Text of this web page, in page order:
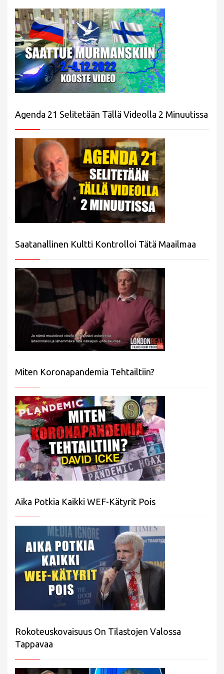
Agenda 21 Selitetään Tällä Videolla 2 Minuutissa
Saatanallinen Kultti Kontrolloi Tätä Maailmaa
Miten Koronapandemia Tehtailtiin?
Aika Potkia Kaikki WEF-Kätyrit Pois
Rokoteuskovaisuus On Tilastojen Valossa
Tappavaa